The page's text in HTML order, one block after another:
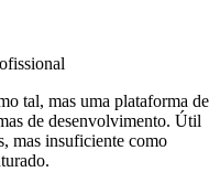
tal, mas uma plataforma de
de desenvolvimento. Útil
mas insuficiente como